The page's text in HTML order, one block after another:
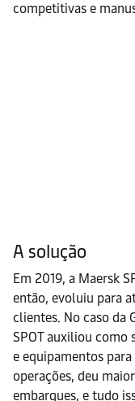
competitivas e
A solução
Em 2019, a Maersk
então, evoluiu para
clientes. No caso da
SPOT auxiliou como
e equipamentos
operações, deu
embarques, e tudo